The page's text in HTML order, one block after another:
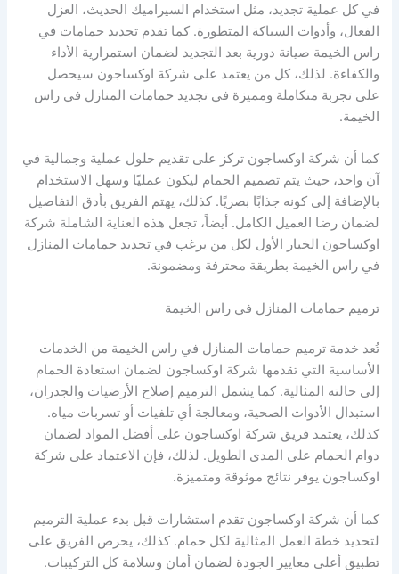
في كل عملية تجديد، مثل استخدام السيراميك الحديث، العزل
الفعال، وأدوات السباكة المتطورة. كما تقدم تجديد حمامات في
راس الخيمة صيانة دورية بعد التجديد لضمان استمرارية الأداء
والكفاءة. لذلك، كل من يعتمد على شركة اوكساجون سيحصل
على تجربة متكاملة ومميزة في تجديد حمامات المنازل في راس
الخيمة.
كما أن شركة اوكساجون تركز على تقديم حلول عملية وجمالية في
آن واحد، حيث يتم تصميم الحمام ليكون عمليًا وسهل الاستخدام
بالإضافة إلى كونه جذابًا بصريًا. كذلك، يهتم الفريق بأدق التفاصيل
لضمان رضا العميل الكامل. أيضاً، تجعل هذه العناية الشاملة شركة
اوكساجون الخيار الأول لكل من يرغب في تجديد حمامات المنازل
في راس الخيمة بطريقة محترفة ومضمونة.
ترميم حمامات المنازل في راس الخيمة
تُعد خدمة ترميم حمامات المنازل في راس الخيمة من الخدمات
الأساسية التي تقدمها شركة اوكساجون لضمان استعادة الحمام
إلى حالته المثالية. كما يشمل الترميم إصلاح الأرضيات والجدران،
استبدال الأدوات الصحية، ومعالجة أي تلفيات أو تسربات مياه.
كذلك، يعتمد فريق شركة اوكساجون على أفضل المواد لضمان
دوام الحمام على المدى الطويل. لذلك، فإن الاعتماد على شركة
اوكساجون يوفر نتائج موثوقة ومتميزة.
كما أن شركة اوكساجون تقدم استشارات قبل بدء عملية الترميم
لتحديد خطة العمل المثالية لكل حمام. كذلك، يحرص الفريق على
تطبيق أعلى معايير الجودة لضمان أمان وسلامة كل التركيبات.